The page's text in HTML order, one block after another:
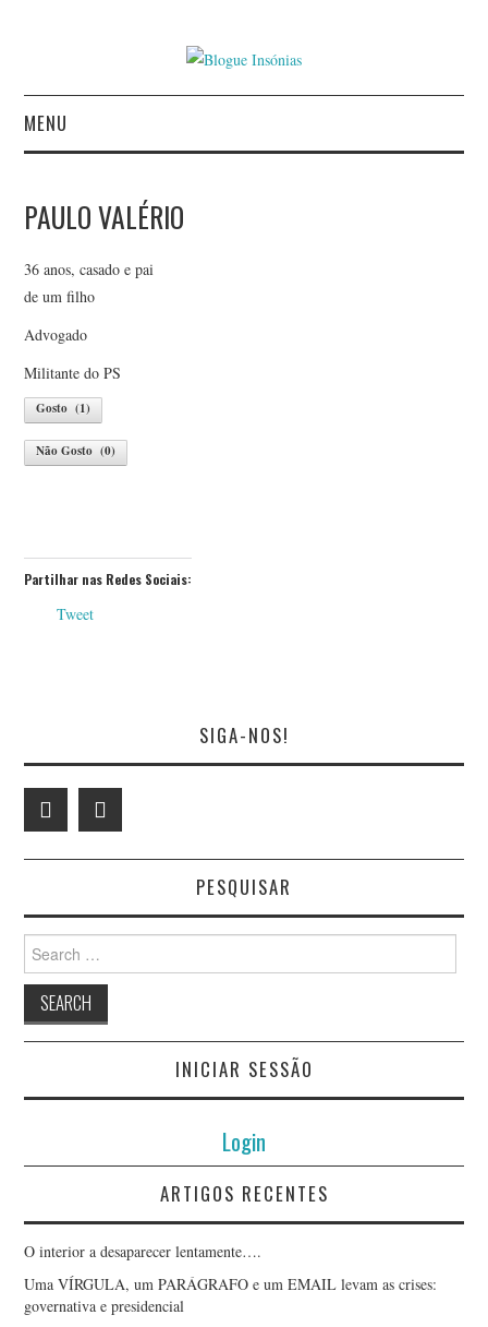
MENU
AUTORES
CONTACTO
POLÍTICA DE
PRIVACIDADE
PAULO VALÉRIO
36 anos, casado e pai
de um filho
Advogado
Militante do PS
Gosto (1)
Não Gosto (0)
Partilhar nas Redes Sociais:
Tweet
SIGA-NOS!
PESQUISAR
Search
for:
INICIAR SESSÃO
Login
ARTIGOS RECENTES
O interior a desaparecer lentamente….
Uma VÍRGULA, um PARÁGRAFO e um EMAIL levam as crises:
governativa e presidencial